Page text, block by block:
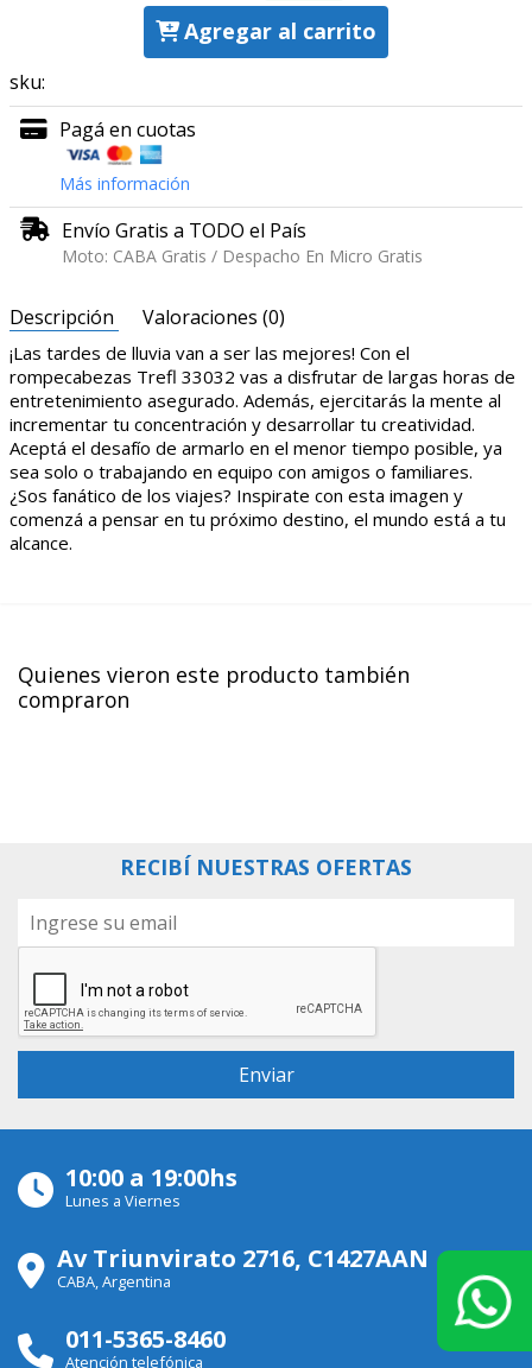
Agregar al carrito
sku:
Pagá en cuotas
Más información
Envío Gratis a TODO el País
Moto: CABA Gratis / Despacho En Micro Gratis
Descripción Valoraciones (0)
¡Las tardes de lluvia van a ser las mejores! Con el
rompecabezas Trefl 33032 vas a disfrutar de largas horas de
entretenimiento asegurado. Además, ejercitarás la mente al
incrementar tu concentración y desarrollar tu creatividad.
Aceptá el desafío de armarlo en el menor tiempo posible, ya
sea solo o trabajando en equipo con amigos o familiares.
¿Sos fanático de los viajes? Inspirate con esta imagen y
comenzá a pensar en tu próximo destino, el mundo está a tu
alcance.
Quienes vieron este producto también
compraron
RECIBÍ NUESTRAS OFERTAS
10:00 a 19:00hs
Lunes a Viernes
Av Triunvirato 2716, C1427AAN
CABA, Argentina
011-5365-8460
Atención telefónica